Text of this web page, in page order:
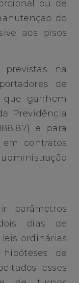
ou de
do
aos pisos
previstas na
de
que ganhem
Previdência
e para
em contratos
parâmetros
dias de
ordinárias
de
esses